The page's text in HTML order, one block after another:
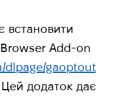
встановити
Add-on
dlpage/gaoptout
додаток дає